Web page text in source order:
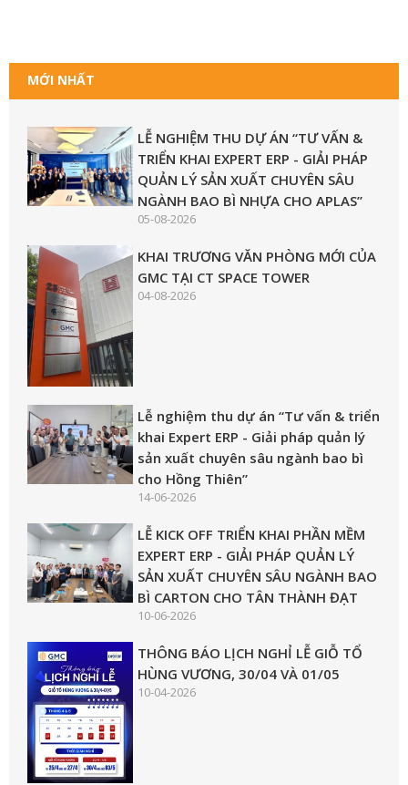
MỚI NHẤT
LỄ NGHIỆM THU DỰ ÁN “TƯ VẤN &
TRIỂN KHAI EXPERT ERP - GIẢI PHÁP
QUẢN LÝ SẢN XUẤT CHUYÊN SÂU
NGÀNH BAO BÌ NHỰA CHO APLAS”
05-08-2026
KHAI TRƯƠNG VĂN PHÒNG MỚI CỦA
GMC TẠI CT SPACE TOWER
04-08-2026
Lễ nghiệm thu dự án “Tư vấn & triển
khai Expert ERP - Giải pháp quản lý
sản xuất chuyên sâu ngành bao bì
cho Hồng Thiên”
14-06-2026
LỄ KICK OFF TRIỂN KHAI PHẦN MỀM
EXPERT ERP - GIẢI PHÁP QUẢN LÝ
SẢN XUẤT CHUYÊN SÂU NGÀNH BAO
BÌ CARTON CHO TÂN THÀNH ĐẠT
10-06-2026
THÔNG BÁO LỊCH NGHỈ LỄ GIỖ TỔ
HÙNG VƯƠNG, 30/04 VÀ 01/05
10-04-2026